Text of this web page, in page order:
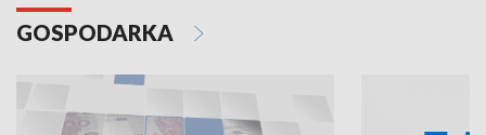
GOSPODARKA